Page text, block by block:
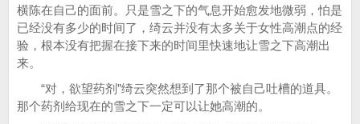
横陈在自己的面前。只是雪之下的气息开始愈发地微弱，怕是
已经没有多少的时间了，绮云并没有太多关于女性高潮点的经
验，根本没有把握在接下来的时间里快速地让雪之下高潮出
来。
“对，欲望药剂”绮云突然想到了那个被自己吐槽的道具。
那个药剂给现在的雪之下一定可以让她高潮的。